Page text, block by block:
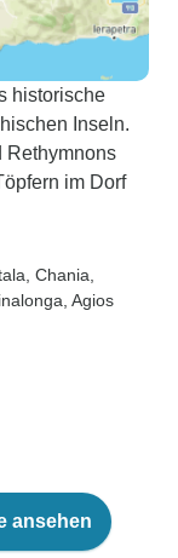
historische
Inseln.
Rethymnons
im Dorf
, Chania
, Agios
ansehen